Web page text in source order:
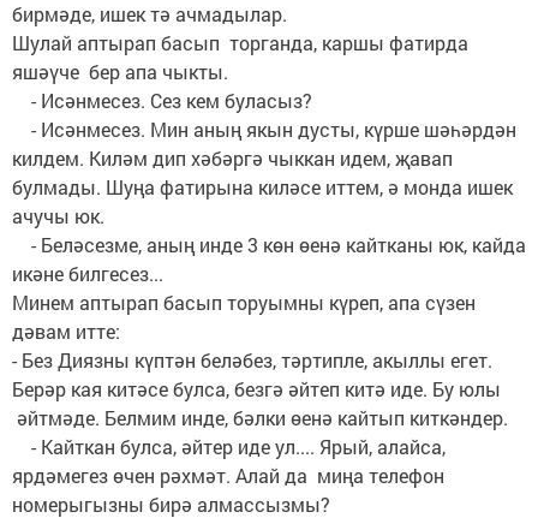
бирмәде, ишек тә ачмадылар.
Шулай аптырап басып торганда, каршы фатирда
яшәүче бер апа чыкты.
- Исәнмесез. Сез кем буласыз?
- Исәнмесез. Мин аның якын дусты, күрше шәһәрдән
килдем. Киләм дип хәбәргә чыккан идем, җавап
булмады. Шуңа фатирына киләсе иттем, ә монда ишек
ачучы юк.
- Беләсезме, аның инде 3 көн өенә кайтканы юк, кайда
икәне билгесез...
Минем аптырап басып торуымны күреп, апа сүзен
дәвам итте:
- Без Диязны күптән беләбез, тәртипле, акыллы егет.
Берәр кая китәсе булса, безгә әйтеп китә иде. Бу юлы
әйтмәде. Белмим инде, бәлки өенә кайтып киткәндер.
- Кайткан булса, әйтер иде ул.... Ярый, алайса,
ярдәмегез өчен рәхмәт. Алай да миңа телефон
номерыгызны бирә алмассызмы?